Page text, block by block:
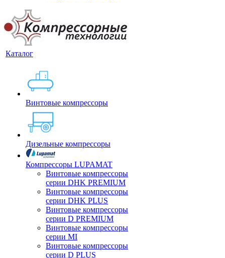
Каталог
Винтовые компрессоры
Дизельные компрессоры
Компрессоры LUPAMAT
Винтовые компрессоры
серии DHK PREMIUM
Винтовые компрессоры
серии DHK PLUS
Винтовые компрессоры
серии D PREMIUM
Винтовые компрессоры
серии MI
Винтовые компрессоры
серии D PLUS